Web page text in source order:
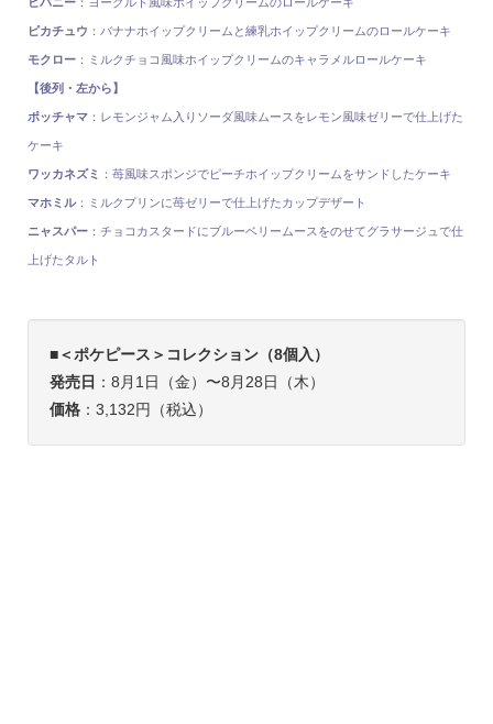
ピカチュウ ：バナナホイップクリームと練乳ホイップクリームのロールケーキ
モクロー：ミルクチョコ風味ホイップクリームのキャラメルロールケーキ
【後列・左から】
ポッチャマ：レモンジャム入りソーダ風味ムースをレモン風味ゼリーで仕上げた
ケーキ
ワッカネズミ ：苺風味スポンジでピーチホイップクリームをサンドしたケーキ
マホミル：ミルクプリンに苺ゼリーで仕上げたカップデザート
ニャスパー：チョコカスタードにブルーベリームースをのせてグラサージュで仕
上げたタルト
■＜ポケピース＞コレクション（8個入）
発売日 ：8月1日（金）〜8月28日（木）
価格：3,132円（税込）